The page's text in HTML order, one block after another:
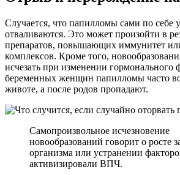
Случается, что папилломы сами по себе
отваливаются. Это может произойти в
препаратов, повышающих иммунитет
комплексов. Кроме того,
исчезать при изменении гормонального
беременных женщин папилломы часто
животе, а после родов пропадают.
Самопроизвольное исчезновение
новообразований говорит о росте
организма или устранении
активизировали ВПЧ.